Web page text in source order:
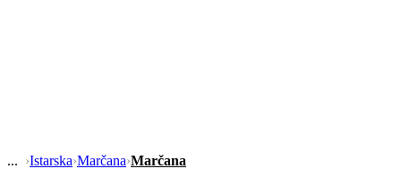
›Istarska›Marčana›Marčana